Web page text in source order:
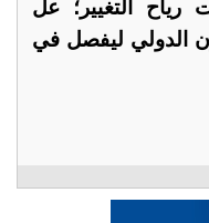
رياح التغيير؛ عل
الدولي ليفصل في